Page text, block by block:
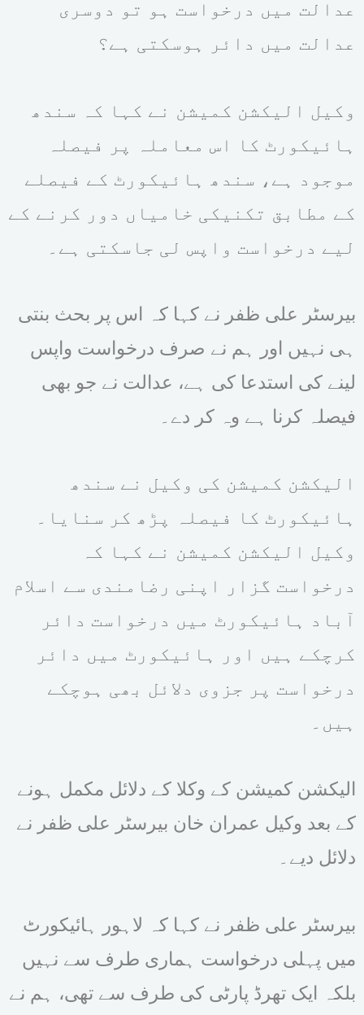
عدالت میں درخواست ہو تو دوسری
عدالت میں دائر ہوسکتی ہے؟
وکیل الیکشن کمیشن نے کہا کہ سندھ
ہائیکورٹ کا اس معاملہ پر فیصلہ
موجود ہے، سندھ ہائیکورٹ کے فیصلے
کے مطابق تکنیکی خامیاں دور کرنے کے
لیے درخواست واپس لی جاسکتی ہے۔
بیرسٹر علی ظفر نے کہا کہ اس پر بحث بنتی
ہی نہیں اور ہم نے صرف درخواست واپس
لینے کی استدعا کی ہے، عدالت نے جو بھی
فیصلہ کرنا ہے وہ کر دے۔
الیکشن کمیشن کی وکیل نے سندھ
ہائیکورٹ کا فیصلہ پڑھ کر سنایا۔
وکیل الیکشن کمیشن نے کہا کہ
درخواست گزار اپنی رضامندی سے اسلام
آباد ہائیکورٹ میں درخواست دائر
کرچکے ہیں اور ہائیکورٹ میں دائر
درخواست پر جزوی دلائل بھی ہوچکے
ہیں۔
الیکشن کمیشن کے وکلا کے دلائل مکمل ہونے
کے بعد وکیل عمران خان بیرسٹر علی ظفر نے
دلائل دیے۔
بیرسٹر علی ظفر نے کہا کہ لاہور ہائیکورٹ
میں پہلی درخواست ہماری طرف سے نہیں
بلکہ ایک تھرڈ پارٹی کی طرف سے تھی، ہم نے